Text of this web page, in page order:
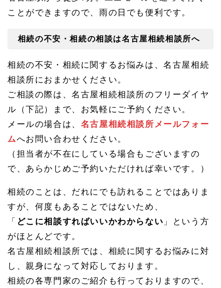
ことができますので、雨の日でも便利です。
相続の不安・相続の相談は名古屋相続相談所へ
相続の不安・相続に関するお悩みは、名古屋相続
相談所におまかせください。
ご相談の際は、名古屋相続相談所のフリーダイヤ
ル（下記）まで、お気軽にご予約ください。
メールの場合は、 名古屋相続相談所メールフォー
ムへお問い合わせください。
（担当者が不在にしている場合もございますの
で、あらかじめご予約いただければ幸いです。）
相続のことは、だれにでも訪れることではありま
すが、何度もあることではないため、
「 どこに相談すればいいかわからない 」という方
がほとんどです。
名古屋相続相談所では、相続に関するお悩みに対
し、親身になって対応しております。
相続の各専門家のご紹介も行っておりますので、